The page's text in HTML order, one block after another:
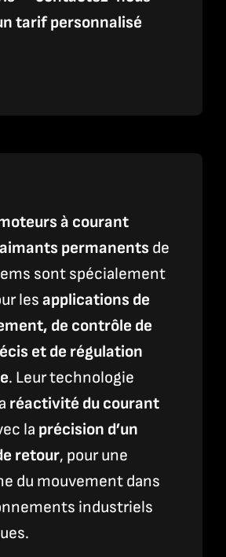
tarif personnalisé
à courant
permanents de
sont spécialement
les applications de
de contrôle de
et de régulation
. Leur technologie
réactivité du courant
la précision d’un
retour, pour une
du mouvement dans
industriels